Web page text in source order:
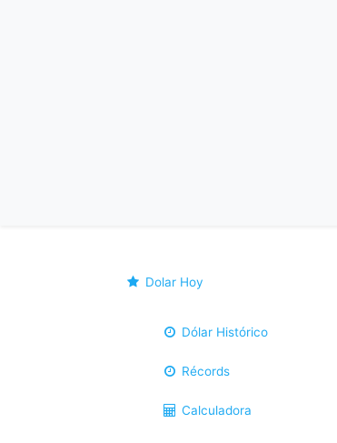
Dolar Hoy
Dólar Histórico
Récords
Calculadora